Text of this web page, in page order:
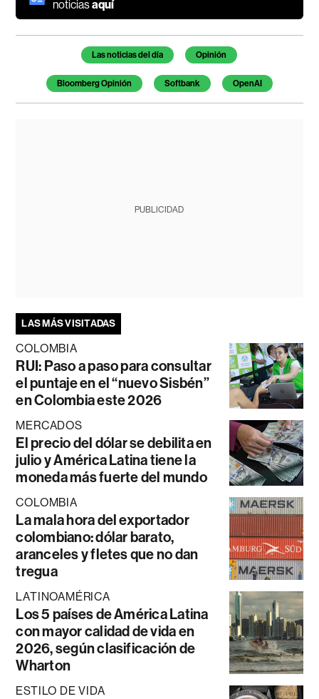
noticiasaquí
Temas de este artículo
Las noticias del día Opinión
Bloomberg Opinión Softbank OpenAI
PUBLICIDAD
LAS MÁS VISITADAS
COLOMBIA
RUI: Paso a paso para consultar
el puntaje en el “nuevo Sisbén”
en Colombia este 2026
MERCADOS
El precio del dólar se debilita en
julio y América Latina tiene la
moneda más fuerte del mundo
COLOMBIA
La mala hora del exportador
colombiano: dólar barato,
aranceles y fletes que no dan
tregua
LATINOAMÉRICA
Los 5 países de América Latina
con mayor calidad de vida en
2026, según clasificación de
Wharton
ESTILO DE VIDA